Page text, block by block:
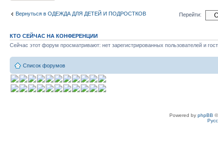
Вернуться в ОДЕЖДА ДЛЯ ДЕТЕЙ И ПОДРОСТКОВ Перейти:
КТО СЕЙЧАС НА КОНФЕРЕНЦИИ
Сейчас этот форум просматривают: нет зарегистрированных пользователей и
Список форумов
Powered by phpBB